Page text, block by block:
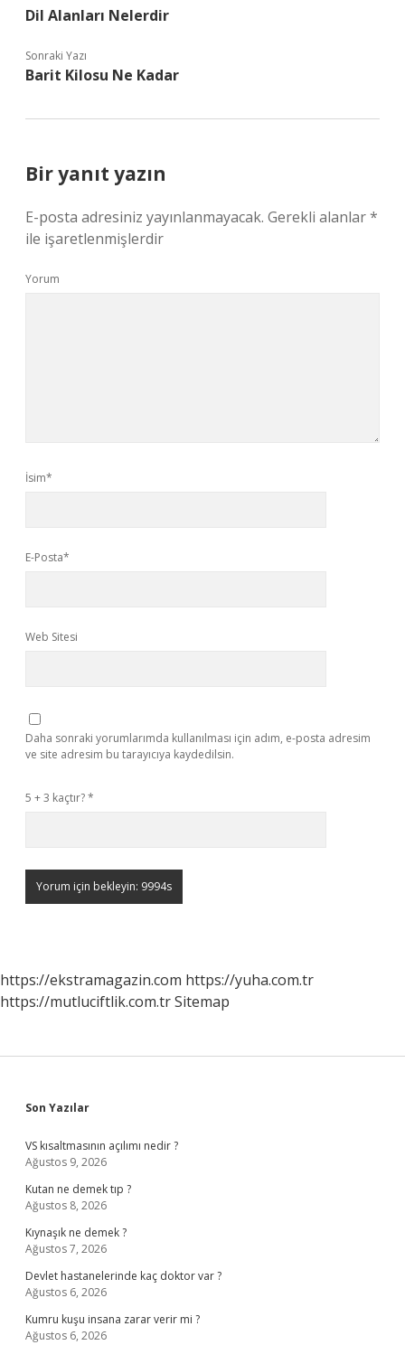
Dil Alanları Nelerdir
Sonraki Yazı
Barit Kilosu Ne Kadar
Bir yanıt yazın
E-posta adresiniz yayınlanmayacak. Gerekli alanlar*
ile işaretlenmişlerdir
Yorum
İsim*
E-Posta*
Web Sitesi
Daha sonraki yorumlarımda kullanılması için adım, e-posta adresim
ve site adresim bu tarayıcıya kaydedilsin.
5 + 3 kaçtır?*
https://ekstramagazin.com https://yuha.com.tr
https://mutluciftlik.com.trSitemap
Sidebar
Son Yazılar
VS kısaltmasının açılımı nedir ?
Ağustos 9, 2026
Kutan ne demek tıp ?
Ağustos 8, 2026
Kıynaşık ne demek ?
Ağustos 7, 2026
Devlet hastanelerinde kaç doktor var ?
Ağustos 6, 2026
Kumru kuşu insana zarar verir mi ?
Ağustos 6, 2026